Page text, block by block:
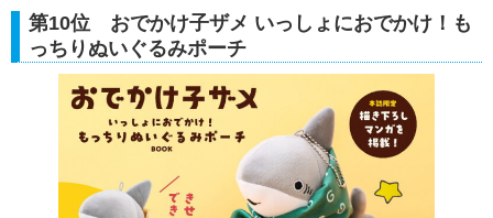
第10位 おでかけ子ザメ いっしょにおでかけ！も
っちりぬいぐるみポーチ